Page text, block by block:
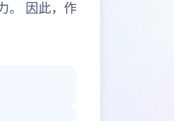
。 因此，作